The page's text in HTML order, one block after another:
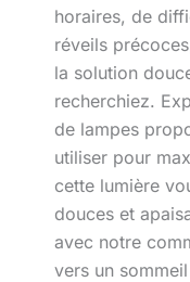
horaires, de
réveils
la solution
recherchiez.
de lampes
utiliser pour
cette lumière
douces et
avec notre
vers un